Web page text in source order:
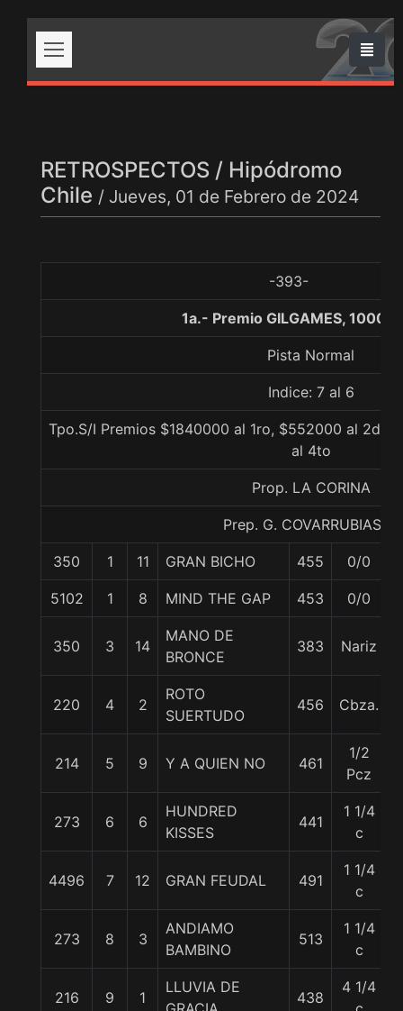
RETROSPECTOS / Hipódromo
Chile / Jueves, 01 de Febrero de 2024
-393-
1a.- Premio GILGAMES, 1000
Pista Normal
Indice: 7 al 6
Tpo.S/I Premios $1840000 al 1ro, $552000 al
al 4to
Prop. LA CORINA
Prep. G. COVARRUBIAS E.
350 1 11 GRAN BICHO 455 0/0
5102 1 8 MIND THE GAP 453 0/0
350 3 14
MANO DE
BRONCE
383 Nariz
220 4 2
ROTO
SUERTUDO
456 Cbza.
214 5 9 Y A QUIEN NO 461
1/2
Pcz
273 6 6
HUNDRED
KISSES
441
1 1/4
c
4496 7 12 GRAN FEUDAL 491
1 1/4
c
273 8 3
ANDIAMO
BAMBINO
513
1 1/4
c
216 9 1
LLUVIA DE
438
4 1/4